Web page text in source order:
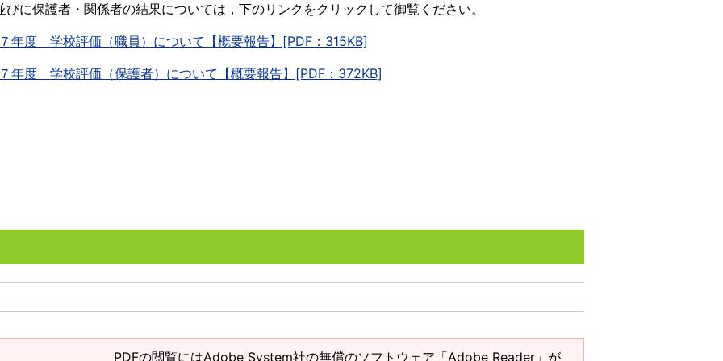
に保護者・関係者の結果については，下のリンクをクリックして御覧ください。
年度 学校評価（職員）について【概要報告】[PDF：315KB]
年度 学校評価（保護者）について【概要報告】[PDF：372KB]
PDFの閲覧にはAdobe System社の無償のソフトウェア「Adobe Reader」が